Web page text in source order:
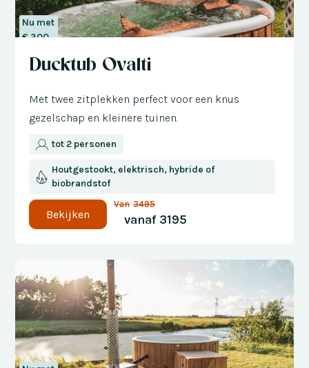
Nu met
€ 300
Ducktub Ovalti
Met twee zitplekken perfect voor een knus
gezelschap en kleinere tuinen.
tot 2 personen
Houtgestookt, elektrisch, hybride of
biobrandstof
Bekijken
Van 3495
vanaf 3195